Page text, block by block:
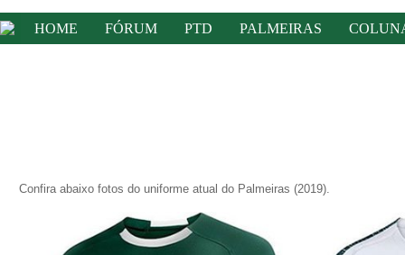
HOME FÓRUM PTD PALMEIRAS
Confira abaixo fotos do uniforme atual do Palmeiras (2019).